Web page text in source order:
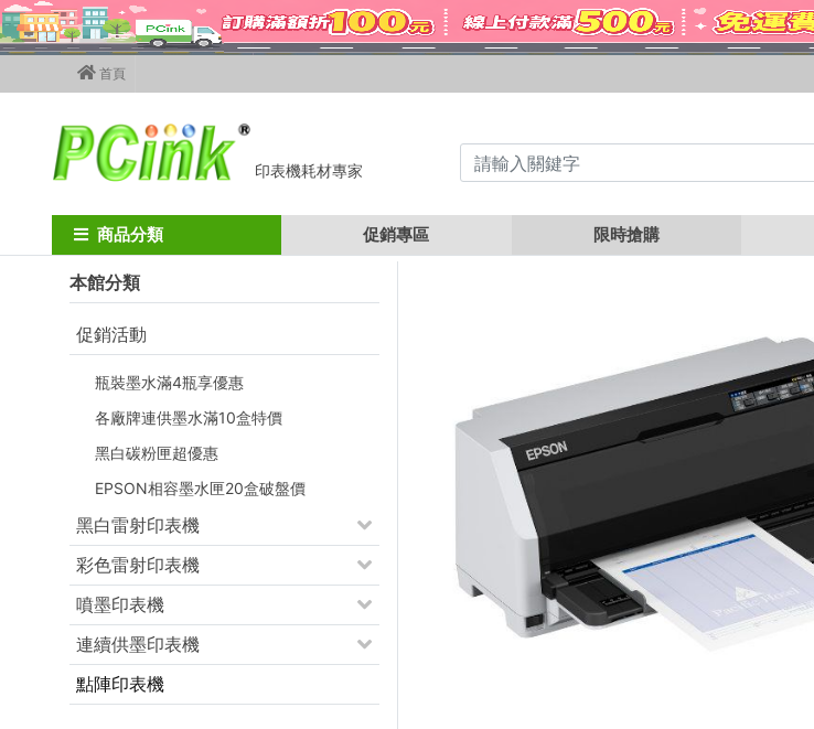
首頁
印表機耗材專家
商品分類 促銷專區 限時搶購
Home 印表機 點陣印表機 EPSON EPSON LQ-690CII 點陣式印表機
本館分類
促銷活動
瓶裝墨水滿4瓶享優惠
各廠牌連供墨水滿10盒特價
黑白碳粉匣超優惠
EPSON相容墨水匣20盒破盤價
黑白雷射印表機
彩色雷射印表機
噴墨印表機
連續供墨印表機
點陣印表機